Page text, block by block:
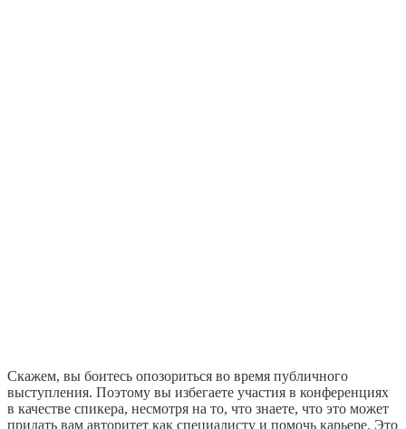
Скажем, вы боитесь опозориться во время публичного
выступления. Поэтому вы избегаете участия в конференциях
в качестве спикера, несмотря на то, что знаете, что это может
придать вам авторитет как специалисту и помочь карьере. Это